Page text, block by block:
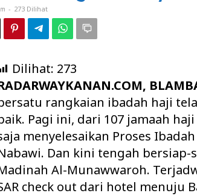
- 273 Dilihat
Dilihat: 273
rangkaian ibadah haji
Pagi ini, dari 107 jamaah
menyelesaikan Proses
Dan kini tengah
Al-Munawwaroh.
check out dari hotel menuju